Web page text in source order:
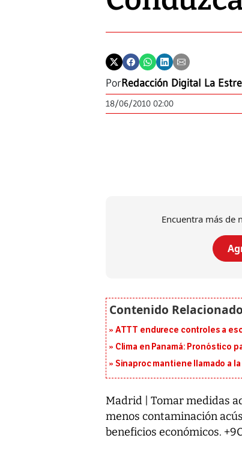
PorRedacción Digital La
18/06/2010 02:00
Encuentra más de
ATTT endurece controles a
Clima en Panamá: Pronóstico
Sinaproc mantiene llamado a
Madrid | Tomar medidas
menos contaminación
beneficios económicos.